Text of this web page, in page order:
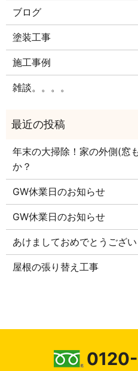
ブログ
塗装工事
施工事例
雑談。。。。
年末の大掃除！家の外側(窓
か？
GW休業日のお知らせ
GW休業日のお知らせ
あけましておめでとうござい
屋根の張り替え工事